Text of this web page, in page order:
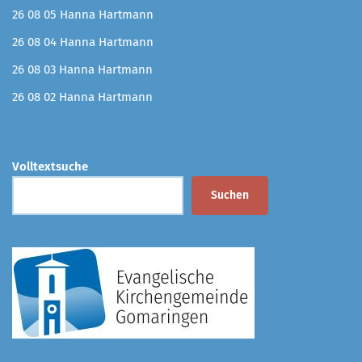
26 08 05 Hanna Hartmann
26 08 04 Hanna Hartmann
26 08 03 Hanna Hartmann
26 08 02 Hanna Hartmann
Volltextsuche
Suchen